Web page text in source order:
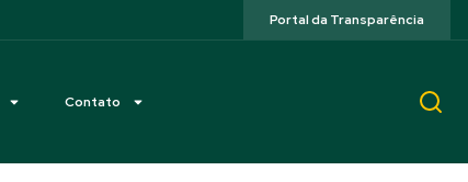
Portal da Transparência
Contato